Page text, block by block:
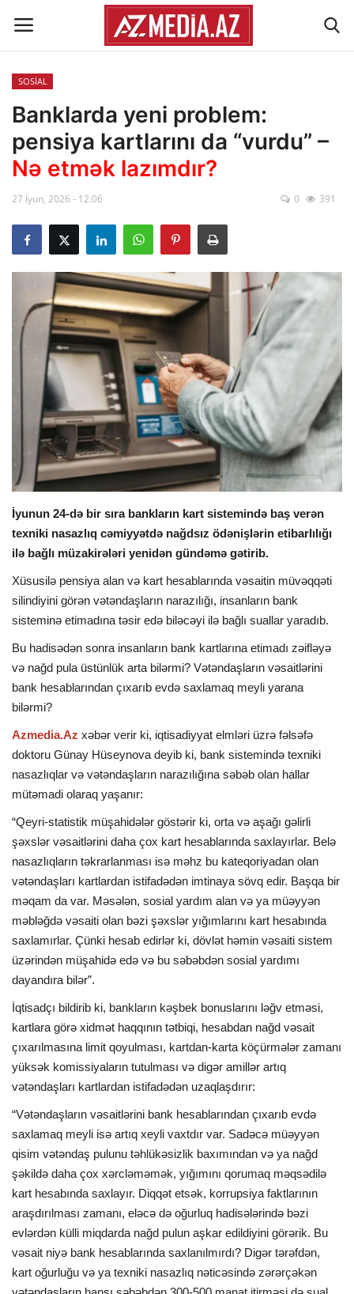
Əlaqə
Xəbər lenti
Reklam
ÖLKƏ
SİYASƏT
İQTİSADİYYAT
İDMAN
DÜNYA
MARAQLI
SAĞLAMLIQ
ŞOU BİZNES
MÜSAHİBƏ
SOSİAL
Banklarda yeni problem:
pensiya kartlarını da “vurdu” –
Nə etmək lazımdır?
27 İyun, 2026 - 12:06 0 391
İyunun 24-də bir sıra bankların kart sistemində baş verən
texniki nasazlıq cəmiyyətdə nağdsız ödənişlərin etibarlılığı
ilə bağlı müzakirələri yenidən gündəmə gətirib.
Xüsusilə pensiya alan və kart hesablarında vəsaitin müvəqqəti
silindiyini görən vətəndaşların narazılığı, insanların bank
sisteminə etimadına təsir edə biləcəyi ilə bağlı suallar yaradıb.
Bu hadisədən sonra insanların bank kartlarına etimadı zəifləyə
və nağd pula üstünlük arta bilərmi? Vətəndaşların vəsaitlərini
bank hesablarından çıxarıb evdə saxlamaq meyli yarana
bilərmi?
Azmedia.Az xəbər verir ki, iqtisadiyyat elmləri üzrə fəlsəfə
doktoru Günay Hüseynova deyib ki, bank sistemində texniki
nasazlıqlar və vətəndaşların narazılığına səbəb olan hallar
mütəmadi olaraq yaşanır:
“Qeyri-statistik müşahidələr göstərir ki, orta və aşağı gəlirli
şəxslər vəsaitlərini daha çox kart hesablarında saxlayırlar. Belə
nasazlıqların təkrarlanması isə məhz bu kateqoriyadan olan
vətəndaşları kartlardan istifadədən imtinaya sövq edir. Başqa bir
məqam da var. Məsələn, sosial yardım alan və ya müəyyən
məbləğdə vəsaiti olan bəzi şəxslər yığımlarını kart hesabında
saxlamırlar. Çünki hesab edirlər ki, dövlət həmin vəsaiti sistem
üzərindən müşahidə edə və bu səbəbdən sosial yardımı
dayandıra bilər”.
İqtisadçı bildirib ki, bankların kəşbek bonuslarını ləğv etməsi,
kartlara görə xidmət haqqının tətbiqi, hesabdan nağd vəsait
çıxarılmasına limit qoyulması, kartdan-karta köçürmələr zamanı
yüksək komissiyaların tutulması və digər amillər artıq
vətəndaşları kartlardan istifadədən uzaqlaşdırır:
“Vətəndaşların vəsaitlərini bank hesablarından çıxarıb evdə
saxlamaq meyli isə artıq xeyli vaxtdır var. Sadəcə müəyyən
qisim vətəndaş pulunu təhlükəsizlik baxımından və ya nağd
şəkildə daha çox xərcləməmək, yığımını qorumaq məqsədilə
kart hesabında saxlayır. Diqqət etsək, korrupsiya faktlarının
araşdırılması zamanı, eləcə də oğurluq hadisələrində bəzi
evlərdən külli miqdarda nağd pulun aşkar edildiyini görərik. Bu
vəsait niyə bank hesablarında saxlanılmırdı? Digər tərəfdən,
kart oğurluğu və ya texniki nasazlıq nəticəsində zərərçəkən